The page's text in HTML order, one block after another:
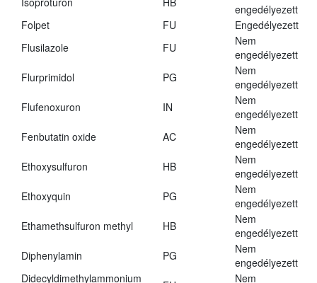
engedélyezett
Folpet
FU
Engedélyezett
Flusilazole
FU
Nem
engedélyezett
Flurprimidol
PG
Nem
engedélyezett
Flufenoxuron
IN
Nem
engedélyezett
Fenbutatin oxide
AC
Nem
engedélyezett
Ethoxysulfuron
HB
Nem
engedélyezett
Ethoxyquin
PG
Nem
engedélyezett
Ethamethsulfuron methyl
HB
Nem
engedélyezett
Diphenylamin
PG
Nem
engedélyezett
Didecyldimethylammonium
Nem